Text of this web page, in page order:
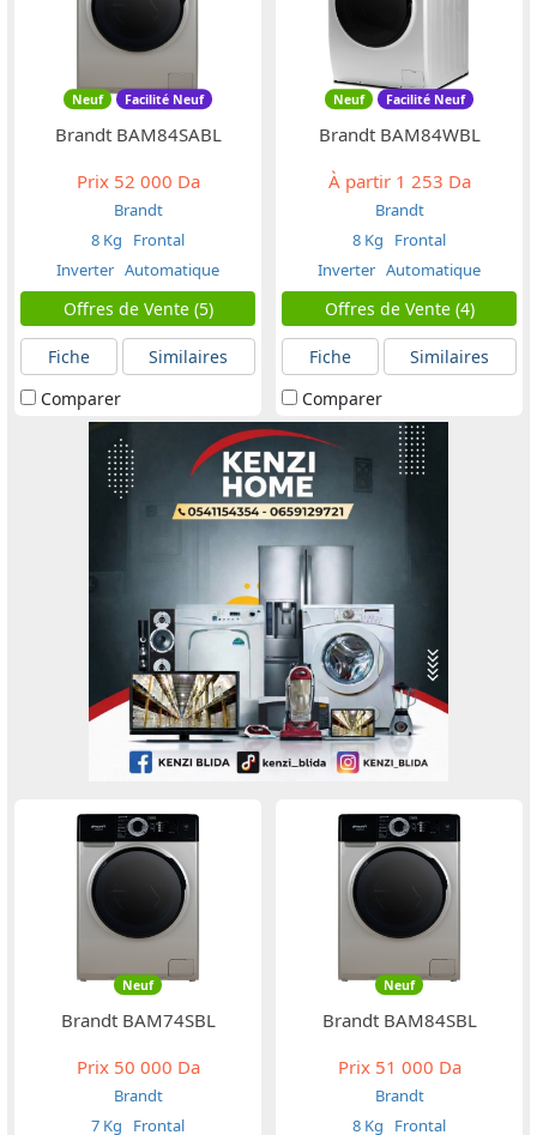
Neuf Facilité Neuf
Brandt BAM84SABL
Prix52 000 Da
Brandt
8 Kg
Frontal
Inverter Automatique
Offres de Vente (5)
Fiche
Similaires
Comparer
Neuf Facilité Neuf
Brandt BAM84WBL
À partir1 253 Da
Brandt
8 Kg
Frontal
Inverter Automatique
Offres de Vente (4)
Fiche
Similaires
Comparer
Neuf
Brandt BAM74SBL
Prix50 000 Da
Brandt
7 Kg
Frontal
Neuf
Brandt BAM84SBL
Prix51 000 Da
Brandt
8 Kg
Frontal